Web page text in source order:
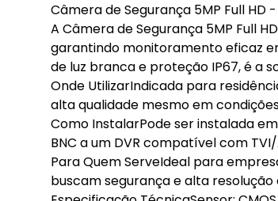
Câmera de Segurança 5MP Full HD
A Câmera de Segurança 5MP Full
garantindo monitoramento eficaz
de luz branca e proteção IP67, é a
Onde UtilizarIndicada para
alta qualidade mesmo em
Como InstalarPode ser instalada
BNC a um DVR compatível com
Para Quem ServeIdeal para
buscam segurança e alta resolução